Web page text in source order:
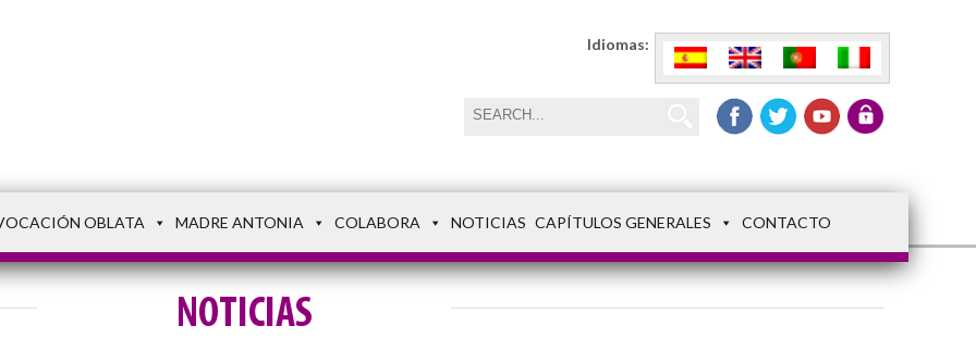
Idiomas:
OBLATA MADRE ANTONIA COLABORA NOTICIAS CAPÍTULOS GENERALES CONTACTO
NOTICIAS